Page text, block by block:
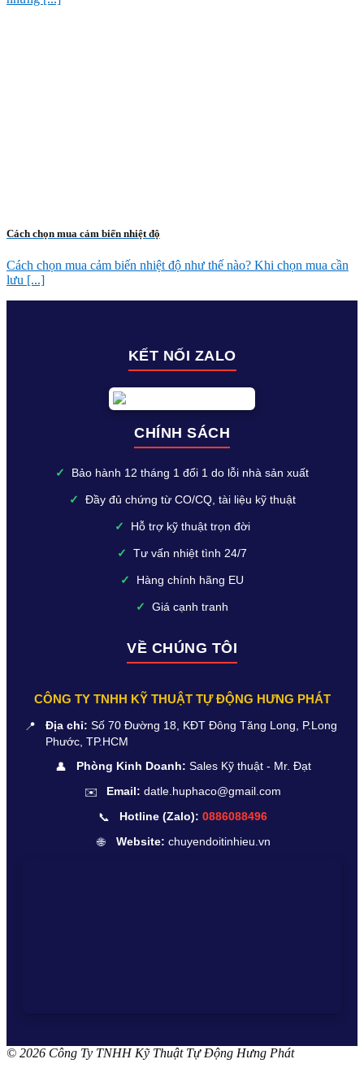
Cách chọn mua cảm biến nhiệt độ
Cách chọn mua cảm biến nhiệt độ như thế nào? Khi chọn mua cần
lưu [...]
KẾT NỐI ZALO
CHÍNH SÁCH
✓ Bảo hành 12 tháng 1 đổi 1 do lỗi nhà sản xuất
✓ Đầy đủ chứng từ CO/CQ, tài liệu kỹ thuật
✓ Hỗ trợ kỹ thuật trọn đời
✓ Tư vấn nhiệt tình 24/7
✓ Hàng chính hãng EU
✓ Giá cạnh tranh
VỀ CHÚNG TÔI
CÔNG TY TNHH KỸ THUẬT TỰ ĐỘNG HƯNG PHÁT
📍 Địa chỉ: Số 70 Đường 18, KĐT Đông Tăng Long, P.Long
Phước, TP.HCM
👤 Phòng Kinh Doanh: Sales Kỹ thuật - Mr. Đạt
✉️ Email: datle.huphaco@gmail.com
📞 Hotline (Zalo): 0886088496
🌐 Website: chuyendoitinhieu.vn
© 2026 Công Ty TNHH Kỹ Thuật Tự Động Hưng Phát